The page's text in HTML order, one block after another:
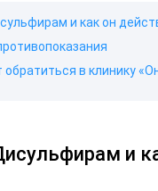
и как он
обратиться в клинику
и